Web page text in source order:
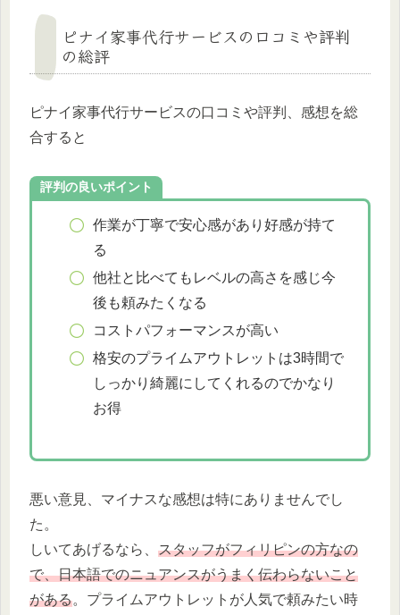
ピナイ家事代行サービスの口コミや評判
の総評
ピナイ家事代行サービスの口コミや評判、感想を総
合すると
評判の良いポイント
作業が丁寧で安心感があり好感が持て
る
他社と比べてもレベルの高さを感じ今
後も頼みたくなる
コストパフォーマンスが高い
格安のプライムアウトレットは3時間で
しっかり綺麗にしてくれるのでかなり
お得
悪い意見、マイナスな感想は特にありませんでし
た。
しいてあげるなら、 スタッフがフィリピンの方なの
で、日本語でのニュアンスがうまく伝わらないこと
がある。プライムアウトレットが人気で頼みたい時